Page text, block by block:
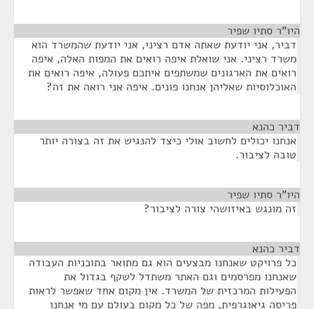
היו"ר סתיו שפיר
דביר, אני יודעת שאתה אדם רציני, אני יודעת שהמשרד הוא
משרד רציני. אני שואלת איפה רואים את המפות האלה, איפה
רואים את הארגונים שמשתפים איתכם פעולה, איפה רואים את
האוכלוסיות שאליהן אנחנו פונים. איפה אני רואה את זה?
דביר כהנא
אנחנו יכולים לחשוב אולי כיצד להנגיש את זה בצורה יותר
טובה לציבור.
היו"ר סתיו שפיר
זה מונגש באיזושהי צורה לציבור?
דביר כהנא
כל פרויקט שאנחנו מבצעים הוא גם מתואר בתוכניות העבודה
שאנחנו מפרסמים וגם האתר משתדל לשקף בגדול את
הפעילות המרכזית של המשרד. אין מקום אחד שאפשר לראות
פריסה גיאוגרפית, מפה של כל מקום בעולם עם מי אנחנו